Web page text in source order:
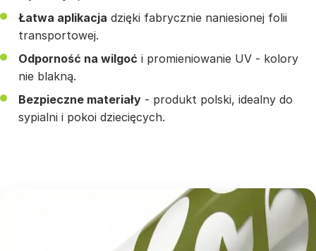
Łatwa aplikacja dzięki fabrycznie naniesionej folii
transportowej.
Odporność na wilgoć i promieniowanie UV - kolory
nie blakną.
Bezpieczne materiały - produkt polski, idealny do
sypialni i pokoi dziecięcych.